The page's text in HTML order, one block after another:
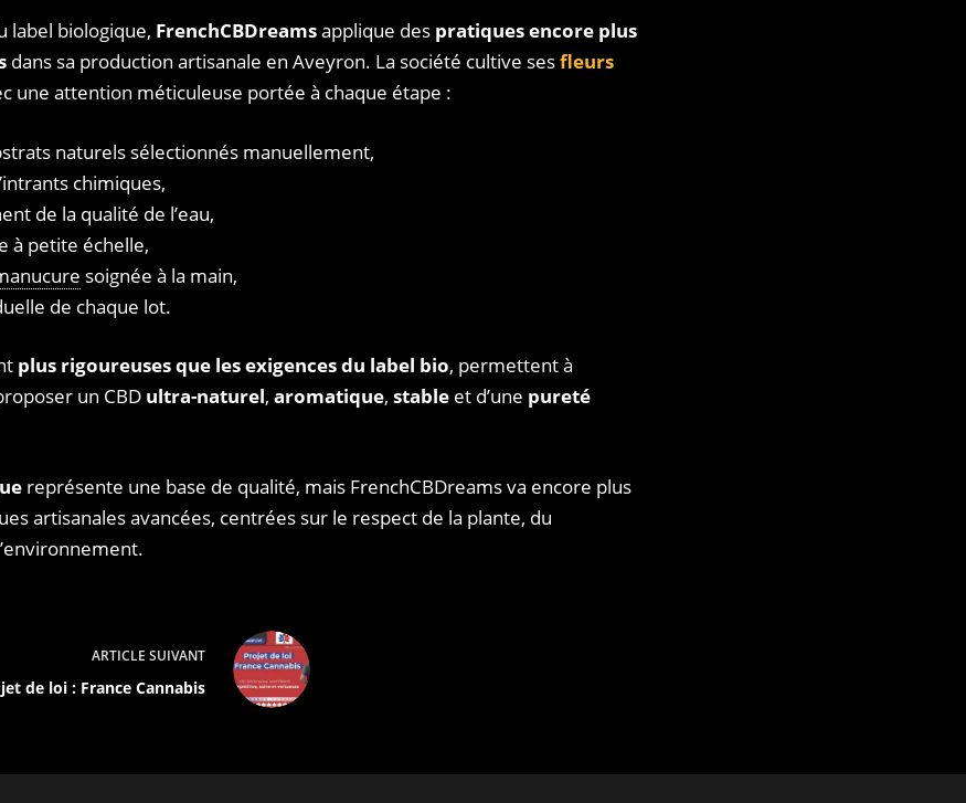
label biologique, FrenchCBDreamsapplique des pratiques encore plus
dans sa production artisanale en Aveyron. La société cultive sesfleurs
une attention méticuleuse portée à chaque étape :
naturels sélectionnés manuellement,
chimiques,
de la qualité de l’eau,
à petite échelle,
soignée à la main,
de chaque lot.
plus rigoureuses que les exigences du label bio, permettent à
un CBD ultra-naturel, aromatique, stable et d’une pureté
représente une base de qualité, mais FrenchCBDreams va encore plus
artisanales avancées, centrées sur le respect de la plante, du
ARTICLE SUIVANT
de loi : France Cannabis